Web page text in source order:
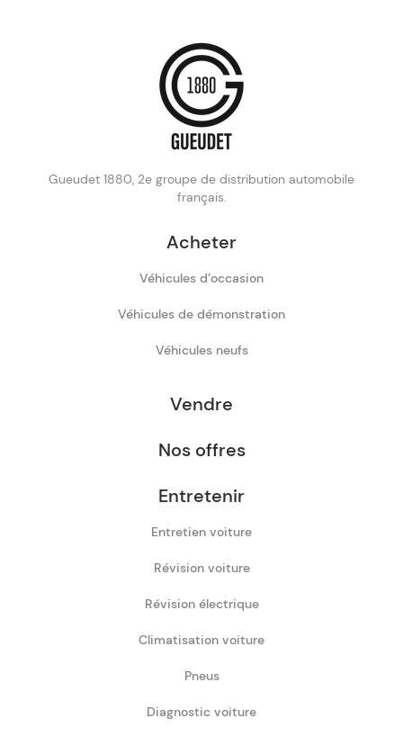
Gueudet 1880, 2e groupe de distribution automobile
français.
Acheter
Véhicules d’occasion
Véhicules de démonstration
Véhicules neufs
Vendre
Nos offres
Entretenir
Entretien voiture
Révision voiture
Révision électrique
Climatisation voiture
Pneus
Diagnostic voiture